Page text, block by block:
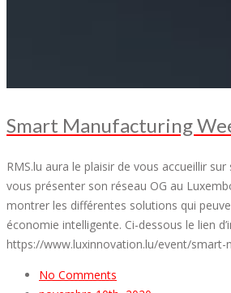
Smart Manufacturing
RMS.lu aura le plaisir de vous accueillir
vous présenter son réseau OG au
montrer les différentes solutions qui
économie intelligente. Ci-dessous le lien
https://www.luxinnovation.lu/event/smart-
No Comments